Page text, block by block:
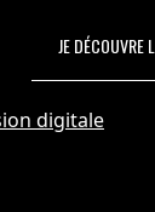
JE DÉCOUVRE
digitale